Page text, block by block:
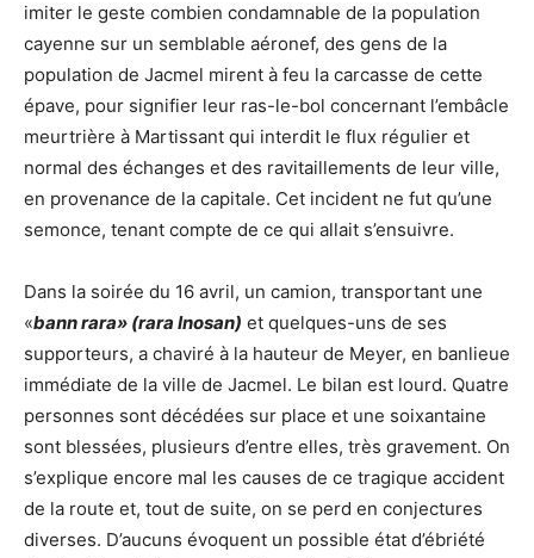
imiter le geste combien condamnable de la population
cayenne sur un semblable aéronef, des gens de la
population de Jacmel mirent à feu la carcasse de cette
épave, pour signifier leur ras-le-bol concernant l’embâcle
meurtrière à Martissant qui interdit le flux régulier et
normal des échanges et des ravitaillements de leur ville,
en provenance de la capitale. Cet incident ne fut qu’une
semonce, tenant compte de ce qui allait s’ensuivre.
Dans la soirée du 16 avril, un camion, transportant une
«bann rara» (rara Inosan) et quelques-uns de ses
supporteurs, a chaviré à la hauteur de Meyer, en banlieue
immédiate de la ville de Jacmel. Le bilan est lourd. Quatre
personnes sont décédées sur place et une soixantaine
sont blessées, plusieurs d’entre elles, très gravement. On
s’explique encore mal les causes de ce tragique accident
de la route et, tout de suite, on se perd en conjectures
diverses. D’aucuns évoquent un possible état d’ébriété